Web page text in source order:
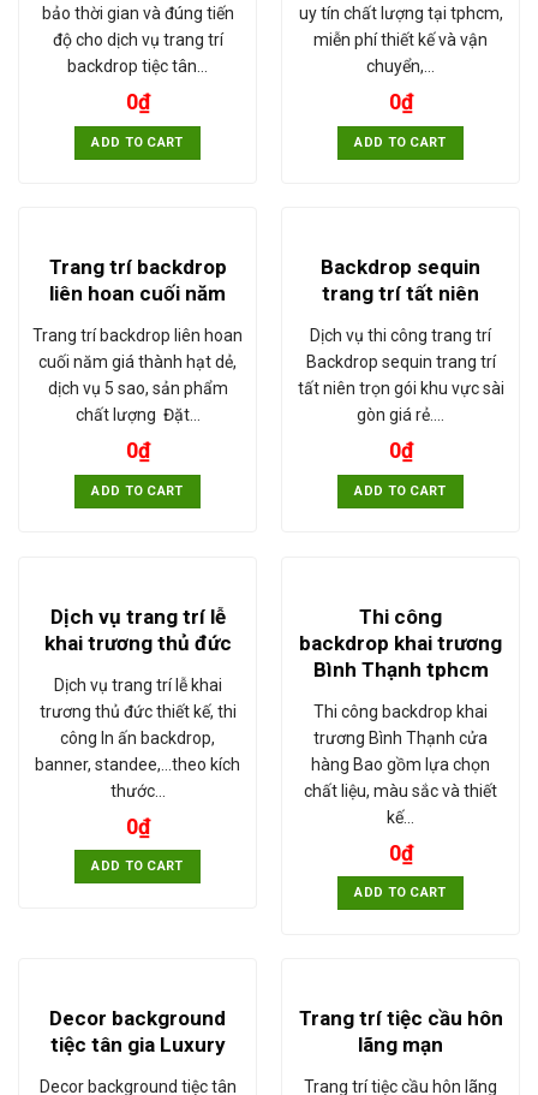
bảo thời gian và đúng tiến
độ cho dịch vụ trang trí
backdrop tiệc tân…
0₫
ADD TO CART
uy tín chất lượng tại tphcm,
miễn phí thiết kế và vận
chuyển,…
0₫
ADD TO CART
Trang trí backdrop
liên hoan cuối năm
Trang trí backdrop liên hoan
cuối năm giá thành hạt dẻ,
dịch vụ 5 sao, sản phẩm
chất lượng Đặt…
0₫
ADD TO CART
Backdrop sequin
trang trí tất niên
Dịch vụ thi công trang trí
Backdrop sequin trang trí
tất niên trọn gói khu vực sài
gòn giá rẻ.…
0₫
ADD TO CART
Dịch vụ trang trí lễ
khai trương thủ đức
Dịch vụ trang trí lễ khai
trương thủ đức thiết kế, thi
công In ấn backdrop,
banner, standee,…theo kích
thước…
0₫
ADD TO CART
Thi công
backdrop khai trương
Bình Thạnh tphcm
Thi công backdrop khai
trương Bình Thạnh cửa
hàng Bao gồm lựa chọn
chất liệu, màu sắc và thiết
kế…
0₫
ADD TO CART
Decor background
tiệc tân gia Luxury
Decor background tiệc tân
Trang trí tiệc cầu hôn
lãng mạn
Trang trí tiệc cầu hôn lãng